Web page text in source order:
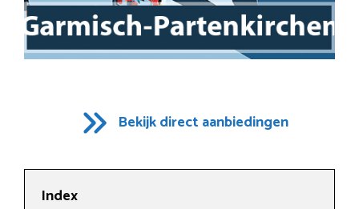
Bekijk direct aanbiedingen
Index